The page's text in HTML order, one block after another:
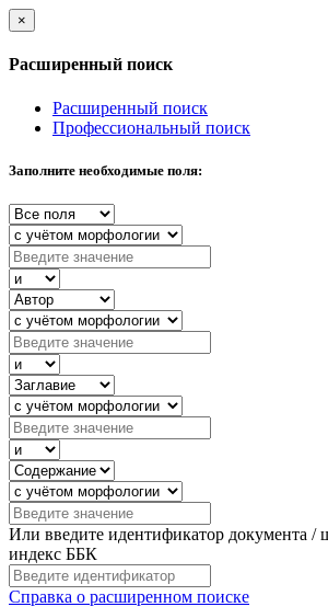
×
Расширенный поиск
Расширенный поиск
Профессиональный поиск
Заполните необходимые поля:
Или введите идентификатор документа /
индекс ББК
Справка о расширенном поиске